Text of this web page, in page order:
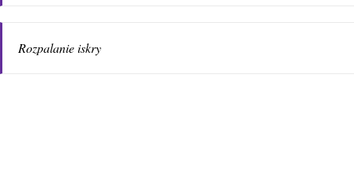
Rozpalanie iskry